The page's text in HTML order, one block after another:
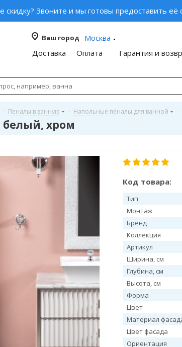
скидку? Звоните и мы готовы предоставить
Ваш город
Москва
Доставка
Оплата Гарантия и
- Пеналы в ванную - Напольные пеналы для ванной -
белый, хром
Код товара:
Тип
Монтаж
Бренд
Коллекция
Артикул
Ширина, см
Глубина, см
Высота, см
Форма
Цвет
Материал
Цвет фасада
Ориентация